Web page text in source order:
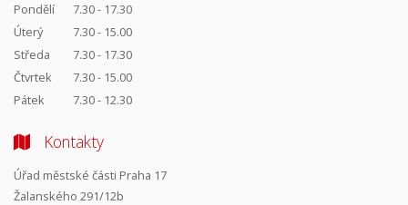
Pondělí
7.30 - 17.30
Úterý
7.30 - 15.00
Středa
7.30 - 17.30
Čtvrtek
7.30 - 15.00
Pátek
7.30 - 12.30
Kontakty
Úřad městské části Praha 17
Žalanského 291/12b